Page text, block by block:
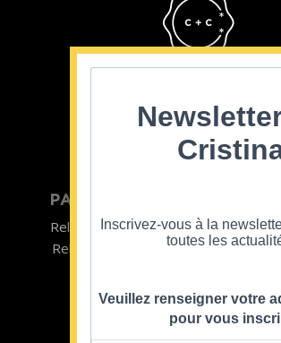
PARTICULIER
Relooking homme
Relooking femme
Inscrivez-vous à la
toutes les
Veuillez renseigner votre
pour vous